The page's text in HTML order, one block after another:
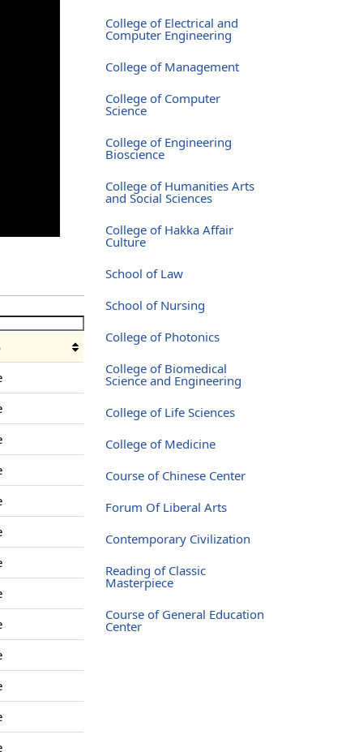
College of Electrical and
Computer Engineering
College of Management
College of Computer
Science
College of Engineering
Bioscience
College of Humanities Arts
and Social Sciences
College of Hakka Affair
Culture
School of Law
School of Nursing
College of Photonics
College of Biomedical
Science and Engineering
College of Life Sciences
College of Medicine
Course of Chinese Center
Forum Of Liberal Arts
Contemporary Civilization
Reading of Classic
Masterpiece
Course of General Education
Center